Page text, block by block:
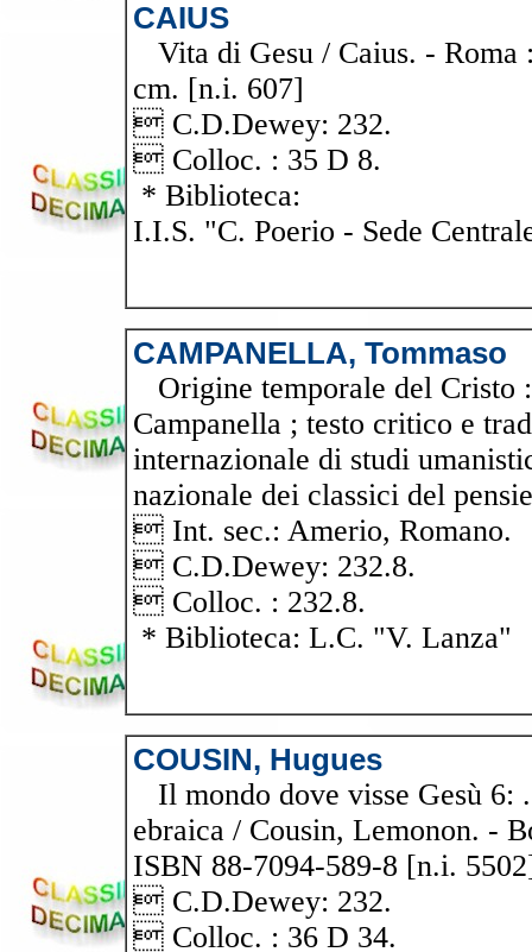
CAIUS
Vita di Gesu / Caius. - Roma
cm. [n.i. 607]
 C.D.Dewey: 232.
 Colloc. : 35 D 8.
* Biblioteca:
I.I.S. "C. Poerio - Sede
CAMPANELLA, Tommaso
Origine temporale del Cristo
Campanella ; testo critico e
internazionale di studi
nazionale dei classici del
 Int. sec.: Amerio, Romano.
 C.D.Dewey: 232.8.
 Colloc. : 232.8.
* Biblioteca: L.C. "V. Lanza"
COUSIN, Hugues
Il mondo dove visse Gesù 6:
ebraica / Cousin, Lemonon. -
ISBN 88-7094-589-8 [n.i.
 C.D.Dewey: 232.
 Colloc. : 36 D 34.